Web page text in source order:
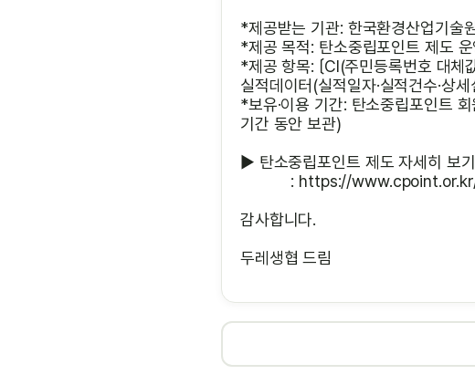
*제공받는 기관: 한국환경산업기술
*제공 목적: 탄소중립포인트 제도
*제공 항목: 〔CI(주민등록번호 대체
실적데이터(실적일자·실적건수·상
*보유·이용 기간: 탄소중립포인트
기간 동안 보관)
▶ 탄소중립포인트 제도 자세히 보기
: https://
감사합니다.
두레생협 드림